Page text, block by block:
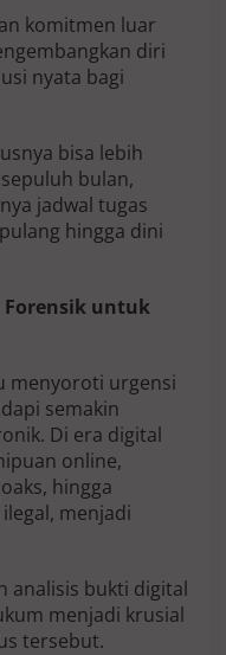
n
G
e
l
D
o
t
o
komitmen luar
diri
nyata bagi
bisa lebih
bulan,
jadwal tugas
hingga dini
untuk
menyoroti urgensi
semakin
Di era digital
online,
hingga
menjadi
analisis bukti digital
menjadi krusial
tersebut.